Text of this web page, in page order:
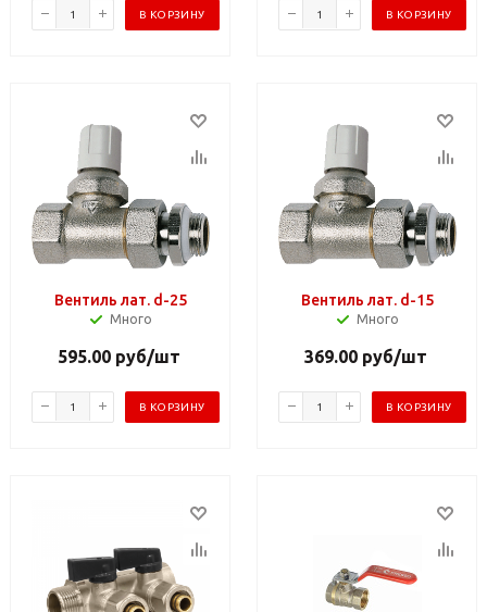
В КОРЗИНУ В КОРЗИНУ
Вентиль лат. d-25
Много
595.00руб/шт
В КОРЗИНУ
Вентиль лат. d-15
Много
369.00руб/шт
В КОРЗИНУ